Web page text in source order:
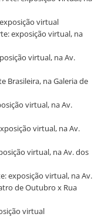
virtual
exposição virtual, na
virtual, na Av.
Brasileira, na Galeria de
virtual, na Av.
virtual, na Av.
virtual, na Av. dos
exposição virtual, na Av.
de Outubro x Rua
virtual